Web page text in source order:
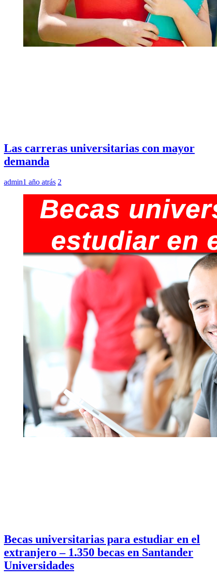
Las carreras universitarias con mayor
demanda
admin1 año atrás 2
Becas universitarias para estudiar en el
extranjero – 1.350 becas en Santander
Universidades